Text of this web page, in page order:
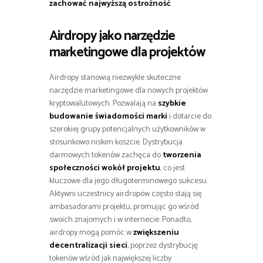
zachować najwyższą ostrożność.
Airdropy jako narzędzie
marketingowe dla projektów
Airdropy stanowią niezwykle skuteczne
narzędzie marketingowe dla nowych projektów
kryptowalutowych. Pozwalają na szybkie
budowanie świadomości marki i dotarcie do
szerokiej grupy potencjalnych użytkowników w
stosunkowo niskim koszcie. Dystrybucja
darmowych tokenów zachęca dotworzenia
społeczności wokół projektu, co jest
kluczowe dla jego długoterminowego sukcesu.
Aktywni uczestnicy airdropów często stają się
ambasadorami projektu, promując go wśród
swoich znajomych i w internecie. Ponadto,
airdropy mogą pomóc wzwiększeniu
decentralizacji sieci, poprzez dystrybucję
tokenów wśród jak największej liczby